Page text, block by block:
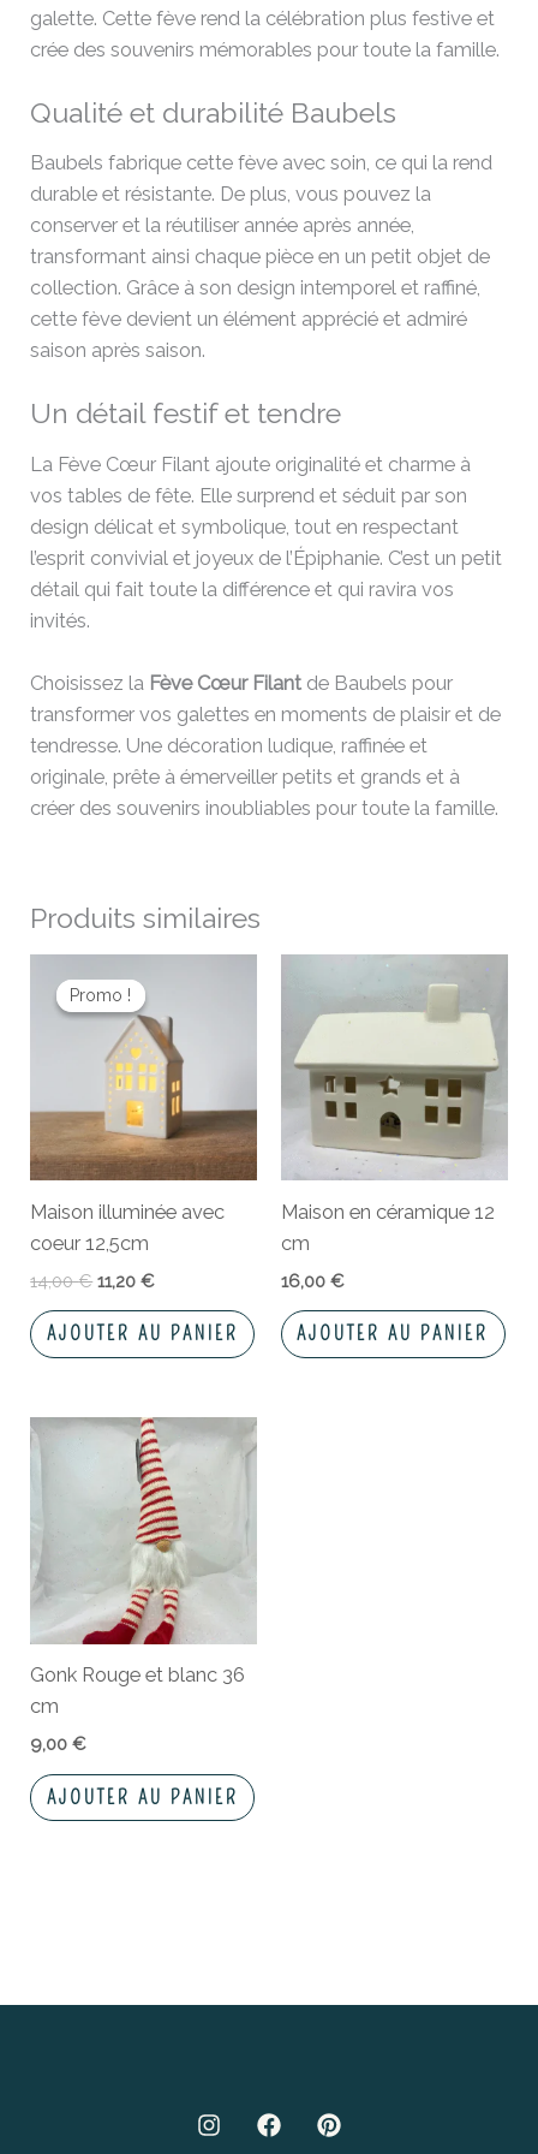
galette. Cette fève rend la célébration plus festive et
crée des souvenirs mémorables pour toute la famille.
Qualité et durabilité Baubels
Baubels fabrique cette fève avec soin, ce qui la rend
durable et résistante. De plus, vous pouvez la
conserver et la réutiliser année après année,
transformant ainsi chaque pièce en un petit objet de
collection. Grâce à son design intemporel et raffiné,
cette fève devient un élément apprécié et admiré
saison après saison.
Un détail festif et tendre
La Fève Cœur Filant ajoute originalité et charme à
vos tables de fête. Elle surprend et séduit par son
design délicat et symbolique, tout en respectant
l’esprit convivial et joyeux de l’Épiphanie. C’est un petit
détail qui fait toute la différence et qui ravira vos
invités.
Choisissez la Fève Cœur Filant de Baubels pour
transformer vos galettes en moments de plaisir et de
tendresse. Une décoration ludique, raffinée et
originale, prête à émerveiller petits et grands et à
créer des souvenirs inoubliables pour toute la famille.
Produits similaires
Promo !
Promo !
Maison illuminée avec
coeur 12,5cm
14,00€
prix
initial
était :
14,00 €.
11,20€
est :
11,20 €.
AJOUTER AU PANIER
Maison en céramique 12
cm
16,00 €
AJOUTER AU PANIER
Gonk Rouge et blanc 36
cm
9,00€
AJOUTER AU PANIER